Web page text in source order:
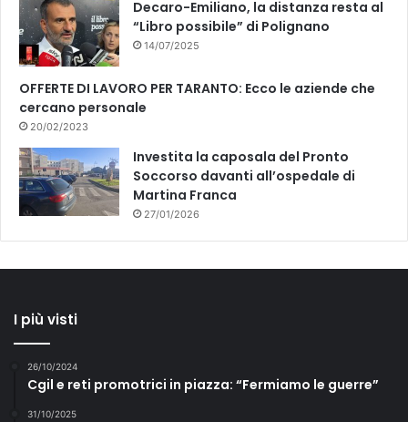
Decaro-Emiliano, la distanza resta al
“Libro possibile” di Polignano
14/07/2025
OFFERTE DI LAVORO PER TARANTO: Ecco le aziende che
cercano personale
20/02/2023
Investita la caposala del Pronto
Soccorso davanti all’ospedale di
Martina Franca
27/01/2026
I più visti
26/10/2024
Cgil e reti promotrici in piazza: “Fermiamo le guerre”
31/10/2025